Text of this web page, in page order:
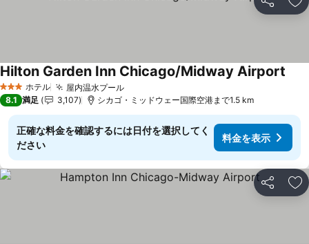
シェア お
3 ホテルのランク
ホテル 屋内温水プール料金を表示
Hilton Garden Inn Chicago/Midway Airport
8.1 満足 3,107 シカゴ・ミッドウェー国際空港まで1.5 km
正確な料金を確認するには日付を選択してく
ださい
料金を表示
シェア お